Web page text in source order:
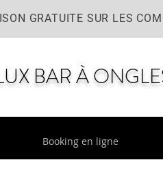
GRATUITE SUR LES
BAR À
Booking en ligne